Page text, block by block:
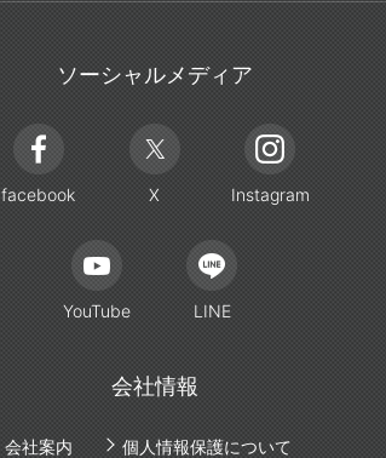
ソーシャルメディア
facebook X Instagram
YouTube LINE
会社情報
会社案内 個人情報保護について